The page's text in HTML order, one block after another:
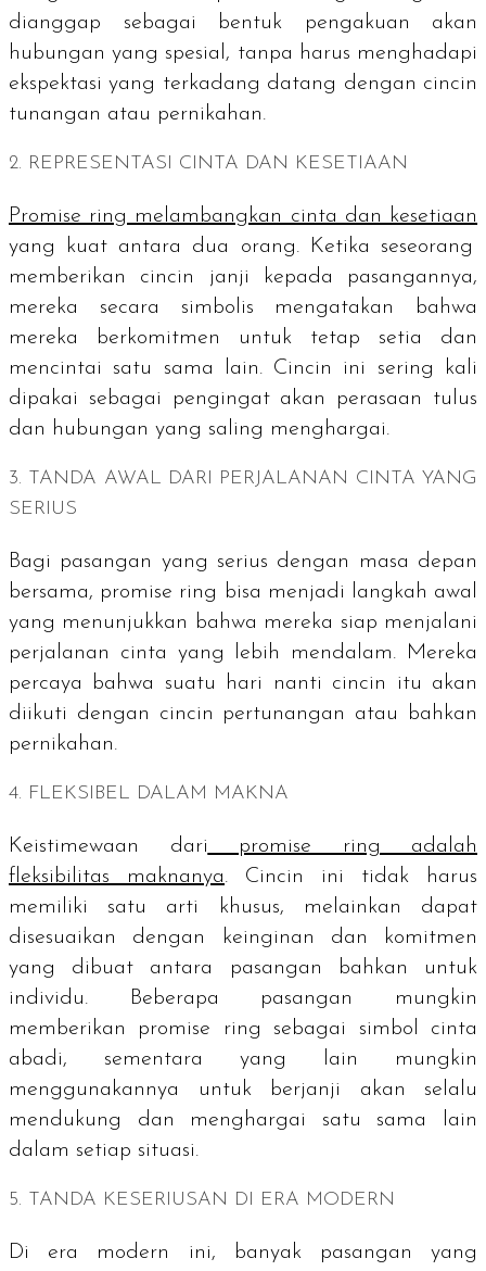
dianggap sebagai bentuk pengakuan akan
hubungan yang spesial, tanpa harus menghadapi
ekspektasi yang terkadang datang dengan cincin
tunangan atau pernikahan.
2. REPRESENTASI CINTA DAN KESETIAAN
Promise ring melambangkan cinta dan kesetiaan
yang kuat antara dua orang. Ketika seseorang
memberikan cincin janji kepada pasangannya,
mereka secara simbolis mengatakan bahwa
mereka berkomitmen untuk tetap setia dan
mencintai satu sama lain. Cincin ini sering kali
dipakai sebagai pengingat akan perasaan tulus
dan hubungan yang saling menghargai.
3. TANDA AWAL DARI PERJALANAN CINTA YANG
SERIUS
Bagi pasangan yang serius dengan masa depan
bersama, promise ring bisa menjadi langkah awal
yang menunjukkan bahwa mereka siap menjalani
perjalanan cinta yang lebih mendalam. Mereka
percaya bahwa suatu hari nanti cincin itu akan
diikuti dengan cincin pertunangan atau bahkan
pernikahan.
4. FLEKSIBEL DALAM MAKNA
Keistimewaan dari promise ring adalah
fleksibilitas maknanya. Cincin ini tidak harus
memiliki satu arti khusus, melainkan dapat
disesuaikan dengan keinginan dan komitmen
yang dibuat antara pasangan bahkan untuk
individu. Beberapa pasangan mungkin
memberikan promise ring sebagai simbol cinta
abadi, sementara yang lain mungkin
menggunakannya untuk berjanji akan selalu
mendukung dan menghargai satu sama lain
dalam setiap situasi.
5. TANDA KESERIUSAN DI ERA MODERN
Di era modern ini, banyak pasangan yang